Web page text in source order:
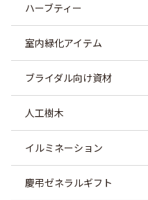
ハーブティー
室内緑化アイテム
ブライダル向け資材
人工樹木
イルミネーション
慶弔ゼネラルギフト